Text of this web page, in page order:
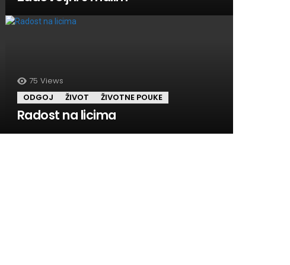
75 Views
ODGOJ
ŽIVOT ŽIVOTNE POUKE
Radost na licima